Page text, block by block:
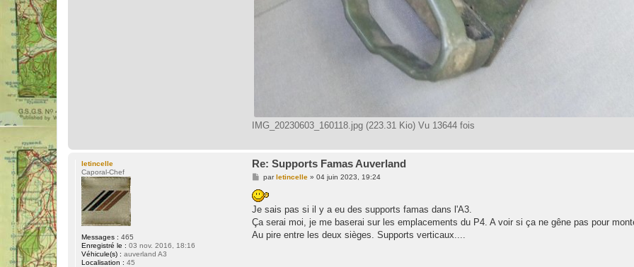
IMG_20230603_160118.jpg (223.31 Kio) Vu 13644 fois
letincelle
Caporal-Chef
Messages : 465
Enregistré le : 03 nov. 2016, 18:16
Véhicule(s) : auverland A3
Localisation : 45
Re: Supports Famas Auverland
M
s
s
a
g
e
parletincelle» 04 juin 2023, 19:24
Je sais pas si il y a eu des supports famas dans l'A3.
Ça serai moi, je me baserai sur les emplacements du P4. A voir si ça ne gêne pas pour
Au pire entre les deux sièges. Supports verticaux....